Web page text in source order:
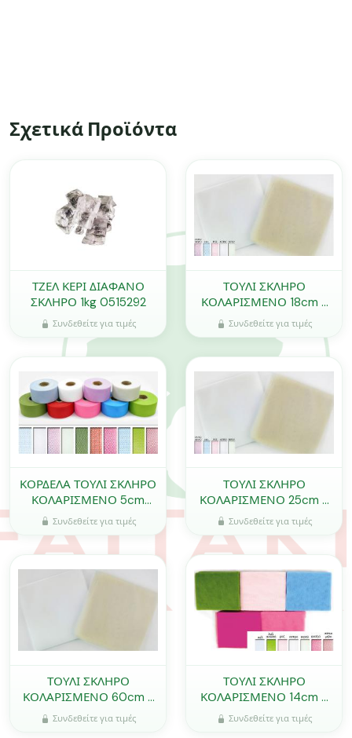
Σχετικά Προϊόντα
ΤΖΕΛ ΚΕΡΙ ΔΙΑΦΑΝΟ
ΣΚΛΗΡΟ 1kg 0515292
Συνδεθείτε για τιμές
ΤΟΥΛΙ ΣΚΛΗΡΟ
ΚΟΛΑΡΙΣΜΕΝΟ 18cm x
18cm 0527322
Συνδεθείτε για τιμές
ΚΟΡΔΕΛΑ ΤΟΥΛΙ ΣΚΛΗΡΟ
ΚΟΛΑΡΙΣΜΕΝΟ 5cm
50Y 0501148
Συνδεθείτε για τιμές
ΤΟΥΛΙ ΣΚΛΗΡΟ
ΚΟΛΑΡΙΣΜΕΝΟ 25cm x
25cm 0527211
Συνδεθείτε για τιμές
ΤΟΥΛΙ ΣΚΛΗΡΟ
ΚΟΛΑΡΙΣΜΕΝΟ 60cm x
50cm 0527014
Συνδεθείτε για τιμές
ΤΟΥΛΙ ΣΚΛΗΡΟ
ΚΟΛΑΡΙΣΜΕΝΟ 14cm x
14cm 0527076
Συνδεθείτε για τιμές